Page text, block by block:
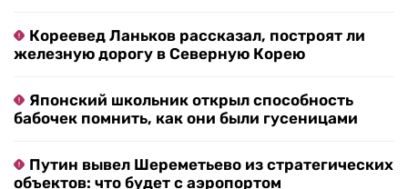
Кореевед Ланьков рассказал, построят ли
железную дорогу в Северную Корею
Японский школьник открыл способность
бабочек помнить, как они были гусеницами
Путин вывел Шереметьево из стратегических
объектов: что будет с аэропортом